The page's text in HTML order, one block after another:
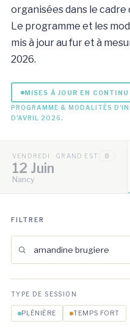
organisées dans le cadre
Le programme et les
mis à jour au fur et à
2026.
MISES À JOUR EN CONTINU
PROGRAMME & MODALITÉS
D'AVRIL 2026.
VENDREDI · GRAND EST 0
12 Juin
Nancy
FILTRER
TYPE DE SESSION
PLÉNIÈRE TEMPS FORT